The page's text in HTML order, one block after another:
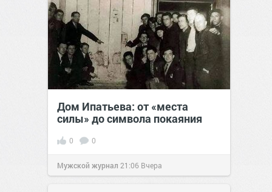
Дом Ипатьева: от «места
силы» до символа покаяния
0 0
Мужской журнал 21:06 Вчера